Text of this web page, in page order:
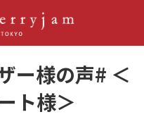
ー様の声# ＜
ト様＞